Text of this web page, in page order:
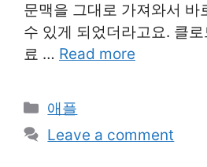
문맥을 그대로 가져와서 바
수 있게 되었더라고요. 클
료 … Read more
Categories
애플
Leave a comment